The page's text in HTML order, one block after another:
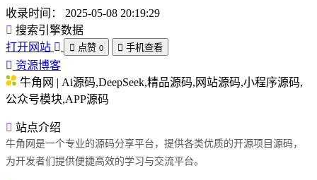
收录时间：
2025-05-08 20:19:29
搜索引擎数据
打开网站
点赞 0 手机查看
资源博客
牛角网 | Ai源码,DeepSeek,精品源码,网站源码,小程序源码,
公众号模块,APP源码
站点介绍
牛角网是一个专业的源码分享平台，提供各类优质的开源项目源码，
为开发者们提供便捷高效的学习与交流平台。